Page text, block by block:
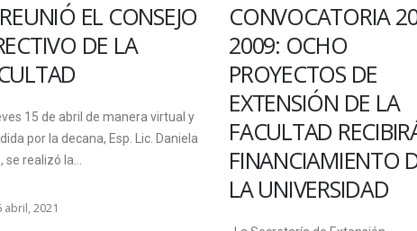
CONVOCATORIA 2008 –
2009: OCHO
PROYECTOS DE
FACULTAD RECIBIRÁN
FINANCIAMIENTO DE
SE ENCUENTRA
ABIERTA
CONVOCATORIA
PASANTÍA PARA
SEDE CHAJARÍ
encuentran abiertas las